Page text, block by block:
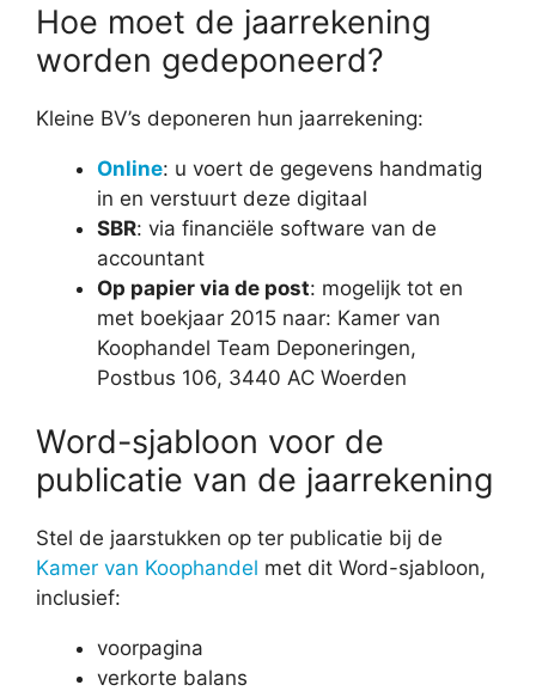
Hoe moet de jaarrekening
worden gedeponeerd?
Kleine BV’s deponeren hun jaarrekening:
Online: u voert de gegevens handmatig
in en verstuurt deze digitaal
SBR: via financiële software van de
accountant
Op papier via de post: mogelijk tot en
met boekjaar 2015 naar: Kamer van
Koophandel Team Deponeringen,
Postbus 106, 3440 AC Woerden
Word-sjabloon voor de
publicatie van de jaarrekening
Stel de jaarstukken op ter publicatie bij de
Kamer van Koophandel met dit Word-sjabloon,
inclusief:
voorpagina
verkorte balans